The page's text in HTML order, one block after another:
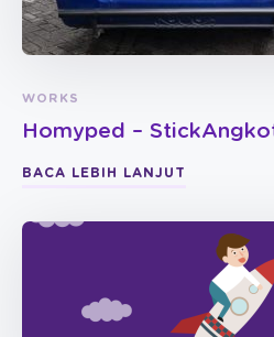
WORKS
Homyped –
BACA LEBIH LANJUT